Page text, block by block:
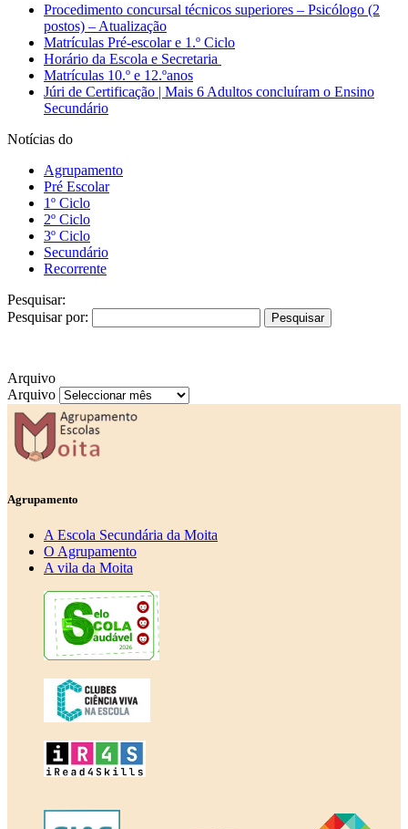
Procedimento concursal técnicos superiores – Psicólogo (2
postos) – Atualização
Matrículas Pré-escolar e 1.º Ciclo
Horário da Escola e Secretaria
Matrículas 10.º e 12.ºanos
Júri de Certificação | Mais 6 Adultos concluíram o Ensino
Secundário
Notícias do
Agrupamento
Pré Escolar
1º Ciclo
2º Ciclo
3º Ciclo
Secundário
Recorrente
Pesquisar:
Pesquisar por:
Arquivo
Arquivo
Agrupamento
A Escola Secundária da Moita
O Agrupamento
A vila da Moita